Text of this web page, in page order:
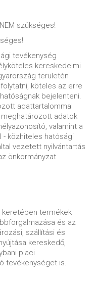
szükséges!
tevékenység
kereskedelmi
területén
köteles az erre
bejelenteni.
adattartalommal
meghatározott adatok
valamint a
- közhiteles hatósági
vezetett nyilvántartás
önkormányzat
termékek
és az
szállítási és
kereskedő,
piaci
tevékenységet is.